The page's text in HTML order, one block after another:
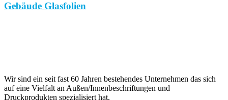
Gebäude Glasfolien
Wir sind ein seit fast 60 Jahren bestehendes Unternehmen das sich
auf eine Vielfalt an Außen/Innenbeschriftungen und
Druckprodukten spezialisiert hat.